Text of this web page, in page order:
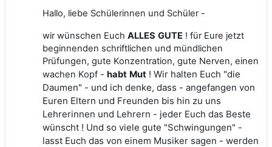
Hallo, liebe Schülerinnen und Schüler -
wir wünschen Euch ALLES GUTE ! für Eure jetzt
beginnenden schriftlichen und mündlichen
Prüfungen, gute Konzentration, gute Nerven, einen
wachen Kopf - habt Mut ! Wir halten Euch "die
Daumen" - und ich denke, dass - angefangen von
Euren Eltern und Freunden bis hin zu uns
Lehrerinnen und Lehrern - jeder Euch das Beste
wünscht ! Und so viele gute "Schwingungen" -
lasst Euch das von einem Musiker sagen - werden